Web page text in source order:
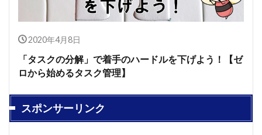
2020年4月8日
「タスクの分解」で着手のハードルを下げよう！【ゼ
ロから始めるタスク管理】
スポンサーリンク